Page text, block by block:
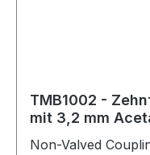
TMB1002 -
mit 3,2 mm
Non-Valved